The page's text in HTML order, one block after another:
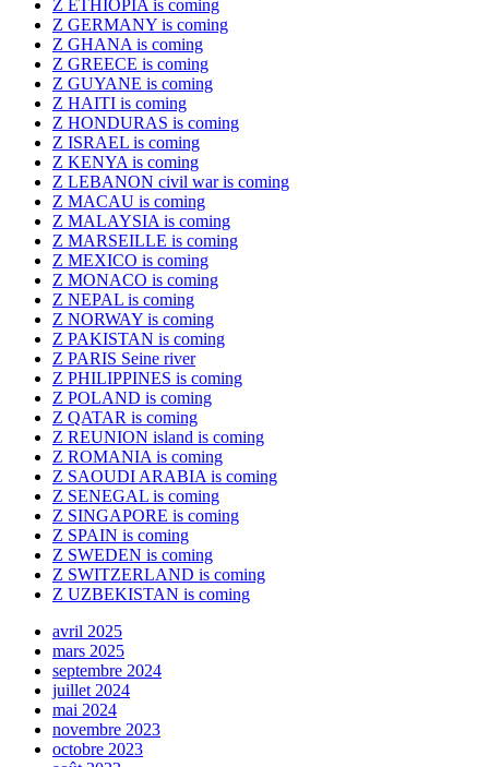
Z ETHIOPIA is coming
Z GERMANY is coming
Z GHANA is coming
Z GREECE is coming
Z GUYANE is coming
Z HAITI is coming
Z HONDURAS is coming
Z ISRAEL is coming
Z KENYA is coming
Z LEBANON civil war is coming
Z MACAU is coming
Z MALAYSIA is coming
Z MARSEILLE is coming
Z MEXICO is coming
Z MONACO is coming
Z NEPAL is coming
Z NORWAY is coming
Z PAKISTAN is coming
Z PARIS Seine river
Z PHILIPPINES is coming
Z POLAND is coming
Z QATAR is coming
Z REUNION island is coming
Z ROMANIA is coming
Z SAOUDI ARABIA is coming
Z SENEGAL is coming
Z SINGAPORE is coming
Z SPAIN is coming
Z SWEDEN is coming
Z SWITZERLAND is coming
Z UZBEKISTAN is coming
avril 2025
mars 2025
septembre 2024
juillet 2024
mai 2024
novembre 2023
octobre 2023